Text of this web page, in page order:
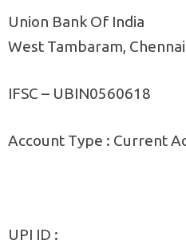
Union Bank Of India
West Tambaram, Chennai
IFSC – UBIN0560618
Account Type : Current
UPI ID :